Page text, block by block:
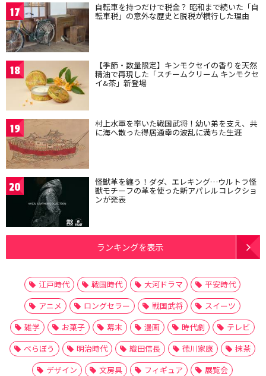
17 自転車を持つだけで税金？ 昭和まで続いた「自
転車税」の意外な歴史と脱税が横行した理由
18 【季節・数量限定】キンモクセイの香りを天然
精油で再現した「スチームクリーム キンモクセ
イ&茶」新登場
19 村上水軍を率いた戦国武将！幼い弟を支え、共
に海へ散った得居通幸の波乱に満ちた生涯
20 怪獣革を纏う！ダダ、エレキング…ウルトラ怪
獣モチーフの革を使った新アパレルコレクショ
ンが発表
ランキングを表示
江戸時代 戦国時代 大河ドラマ
平安時代
アニメ
ロングセラー 戦国武将
スイーツ
雑学
お菓子 幕末 漫画 時代劇
テレビ
べらぼう
明治時代 織田信長 徳川家康
抹茶
デザイン
文房具 フィギュア
展覧会